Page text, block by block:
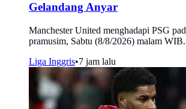
Gelandang Anyar
Manchester United menghadapi PSG
pramusim, Sabtu (8/8/2026) malam WIB.
Liga Inggris•7 jam lalu